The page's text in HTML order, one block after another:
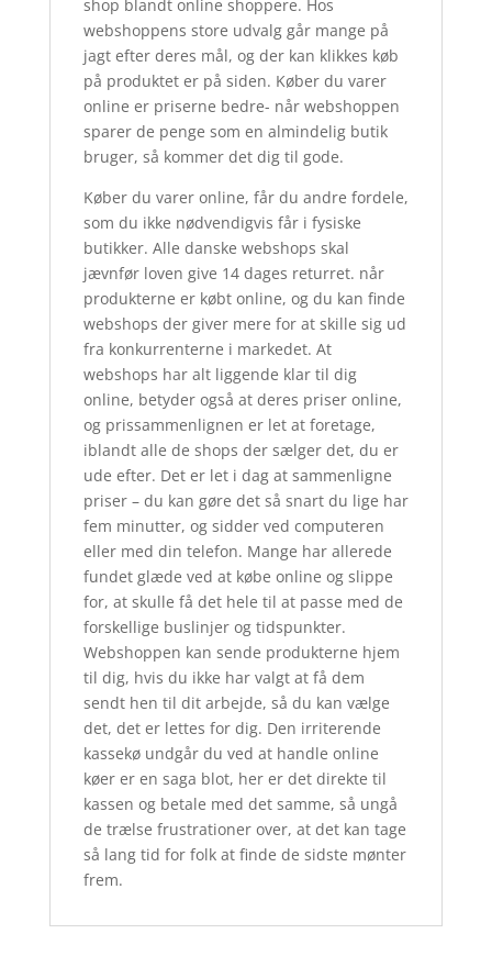
shop blandt online shoppere. Hos
webshoppens store udvalg går mange på
jagt efter deres mål, og der kan klikkes køb
på produktet er på siden. Køber du varer
online er priserne bedre- når webshoppen
sparer de penge som en almindelig butik
bruger, så kommer det dig til gode.
Køber du varer online, får du andre fordele,
som du ikke nødvendigvis får i fysiske
butikker. Alle danske webshops skal
jævnfør loven give 14 dages returret. når
produkterne er købt online, og du kan finde
webshops der giver mere for at skille sig ud
fra konkurrenterne i markedet. At
webshops har alt liggende klar til dig
online, betyder også at deres priser online,
og prissammenlignen er let at foretage,
iblandt alle de shops der sælger det, du er
ude efter. Det er let i dag at sammenligne
priser – du kan gøre det så snart du lige har
fem minutter, og sidder ved computeren
eller med din telefon. Mange har allerede
fundet glæde ved at købe online og slippe
for, at skulle få det hele til at passe med de
forskellige buslinjer og tidspunkter.
Webshoppen kan sende produkterne hjem
til dig, hvis du ikke har valgt at få dem
sendt hen til dit arbejde, så du kan vælge
det, det er lettes for dig. Den irriterende
kassekø undgår du ved at handle online
køer er en saga blot, her er det direkte til
kassen og betale med det samme, så ungå
de trælse frustrationer over, at det kan tage
så lang tid for folk at finde de sidste mønter
frem.